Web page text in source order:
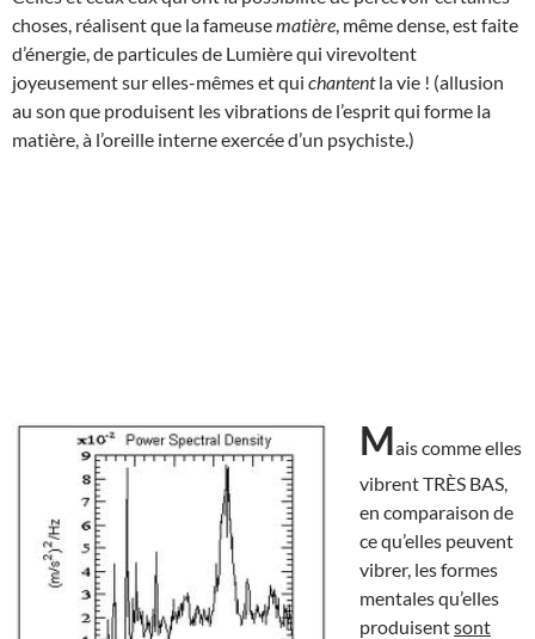
choses, réalisent que la fameusematière , même dense, est faite
d’énergie, de particules de Lumière qui virevoltent
joyeusement sur elles-mêmes et qui chantentla vie ! (allusion
au son que produisent les vibrations de l’esprit qui forme la
matière, à l’oreille interne exercée d’un psychiste.)
Mais comme elles
vibrent TRÈS BAS,
en comparaison de
ce qu’elles peuvent
vibrer, les formes
mentales qu’elles
produisentsont